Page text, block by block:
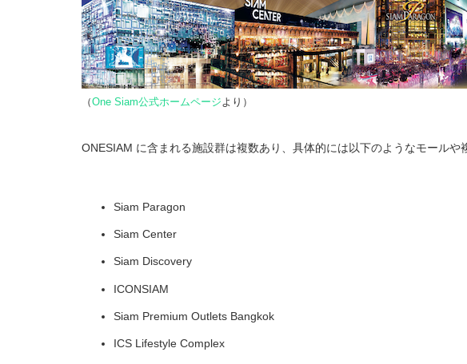
（One Siam公式ホームページより）
ONESIAM に含まれる施設群は複数あり、具体的には以下のようなモールや
Siam Paragon
Siam Center
Siam Discovery
ICONSIAM
Siam Premium Outlets Bangkok
ICS Lifestyle Complex